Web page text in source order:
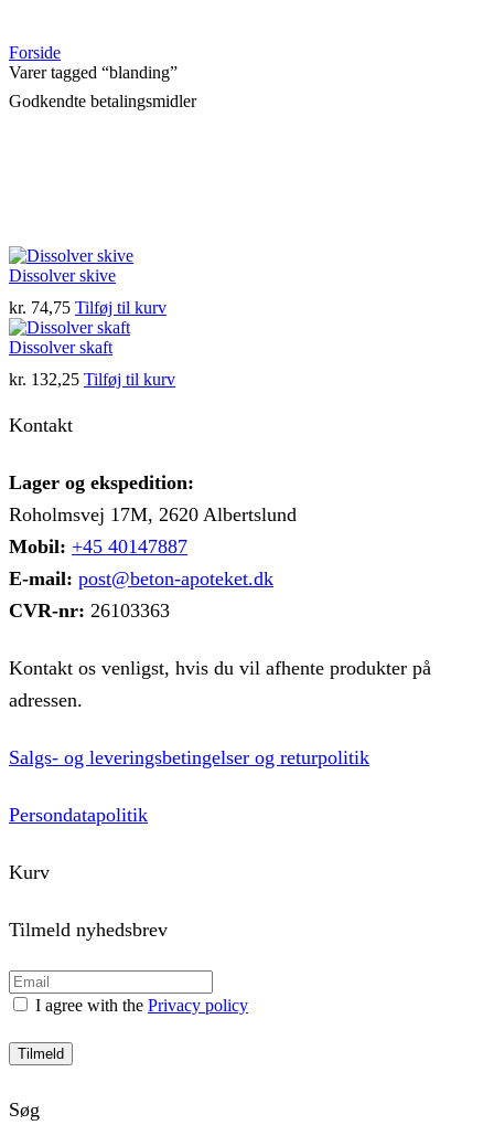
Forside
Varer tagged “blanding”
Godkendte betalingsmidler
Dissolver skive
kr. 74,75 Tilføj til kurv
Dissolver skaft
kr. 132,25 Tilføj til kurv
Kontakt
Lager og ekspedition:
Roholmsvej 17M, 2620 Albertslund
Mobil: +45 40147887
E-mail: post@beton-apoteket.dk
CVR-nr: 26103363
Kontakt os venligst, hvis du vil afhente produkter på
adressen.
Salgs- og leveringsbetingelser og returpolitik
Persondatapolitik
Kurv
Tilmeld nyhedsbrev
I agree with the Privacy policy
Tilmeld
Søg